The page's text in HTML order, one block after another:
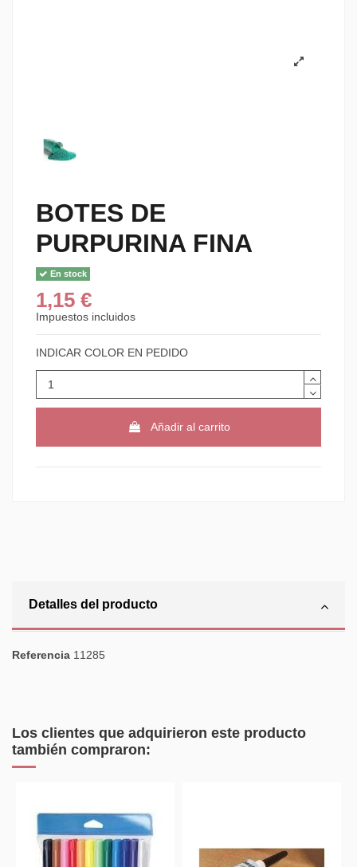
BOTES DE
PURPURINA FINA
En stock
1,15 €
Impuestos incluidos
INDICAR COLOR EN PEDIDO
Añadir al carrito
Detalles del producto
Referencia 11285
Los clientes que adquirieron este producto
también compraron: